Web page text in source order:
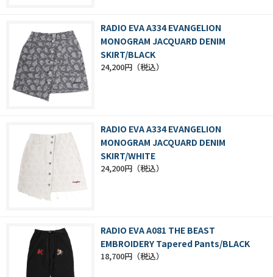
RADIO EVA A334 EVANGELION
MONOGRAM JACQUARD DENIM
SKIRT/BLACK
24,200円
RADIO EVA A334 EVANGELION
MONOGRAM JACQUARD DENIM
SKIRT/WHITE
24,200円
RADIO EVA A081 THE BEAST
EMBROIDERY Tapered Pants/BLACK
18,700円